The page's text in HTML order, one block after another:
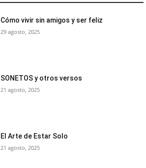
Cómo vivir sin amigos y ser feliz
29 agosto, 2025
SONETOS y otros versos
21 agosto, 2025
El Arte de Estar Solo
21 agosto, 2025